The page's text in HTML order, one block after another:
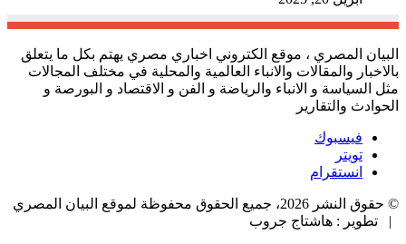
البيان المصري ، موقع الكتروني اخباري مصري يهتم بكل ما يتعلق
بالاخبار والمقالات والانباء العالمية والمحلية في مختلف المجالات
مثل السياسة و الانباء والرياضة و الفن و الاقتصاد و البورصة و
الحوادث والتقارير
فيسبوك
تويتر
انستقرام
© حقوق النشر 2026، جميع الحقوق محفوظة لموقع البيان المصري
| تطوير : هاشتاج جروب